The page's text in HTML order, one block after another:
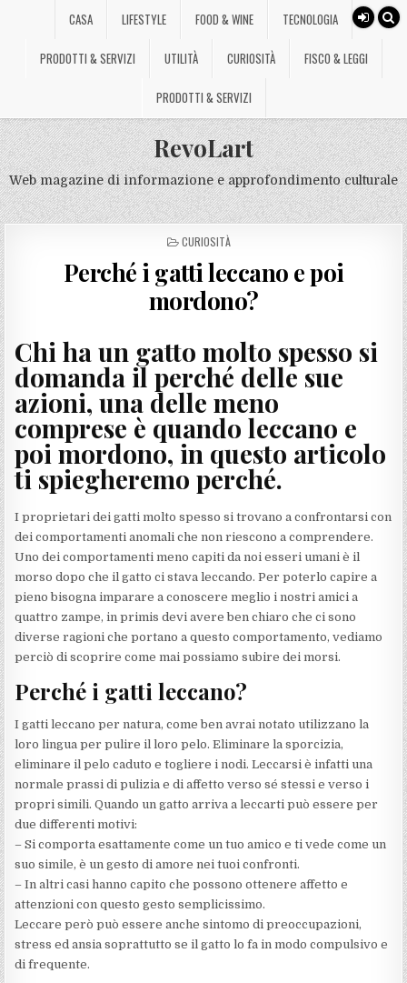
CASA LIFESTYLE FOOD & WINE TECNOLOGIA
PRODOTTI & SERVIZI UTILITÀ CURIOSITÀ FISCO & LEGGI
PRODOTTI & SERVIZI
RevoLart
Web magazine di informazione e approfondimento culturale
POSTED
CURIOSITÀ
Perché i gatti leccano e poi
mordono?
Chi ha un gatto molto spesso si
domanda il perché delle sue
azioni, una delle meno
comprese è quando leccano e
poi mordono, in questo articolo
ti spiegheremo perché.
I proprietari dei gatti molto spesso si trovano a confrontarsi con
dei comportamenti anomali che non riescono a comprendere.
Uno dei comportamenti meno capiti da noi esseri umani è il
morso dopo che il gatto ci stava leccando. Per poterlo capire a
pieno bisogna imparare a conoscere meglio i nostri amici a
quattro zampe, in primis devi avere ben chiaro che ci sono
diverse ragioni che portano a questo comportamento, vediamo
perciò di scoprire come mai possiamo subire dei morsi.
Perché i gatti leccano?
I gatti leccano per natura, come ben avrai notato utilizzano la
loro lingua per pulire il loro pelo. Eliminare la sporcizia,
eliminare il pelo caduto e togliere i nodi. Leccarsi è infatti una
normale prassi di pulizia e di affetto verso sé stessi e verso i
propri simili. Quando un gatto arriva a leccarti può essere per
due differenti motivi:
– Si comporta esattamente come un tuo amico e ti vede come un
suo simile, è un gesto di amore nei tuoi confronti.
– In altri casi hanno capito che possono ottenere affetto e
attenzioni con questo gesto semplicissimo.
Leccare però può essere anche sintomo di preoccupazioni,
stress ed ansia soprattutto se il gatto lo fa in modo compulsivo e
di frequente.